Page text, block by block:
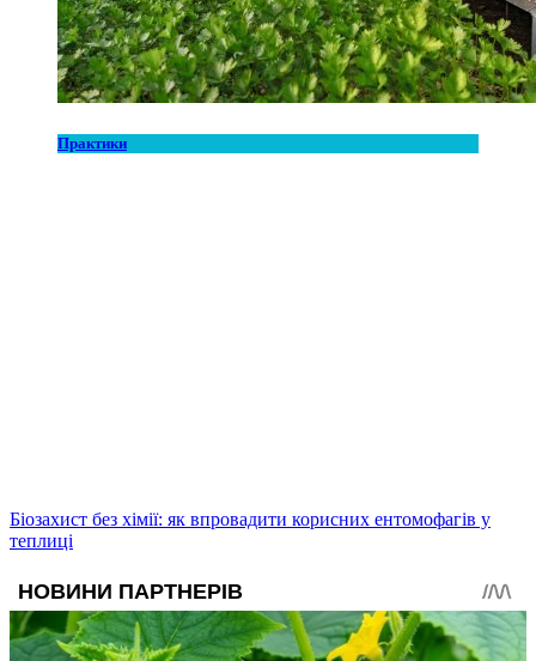
Практики
Біозахист без хімії: як впровадити корисних ентомофагів у
теплиці